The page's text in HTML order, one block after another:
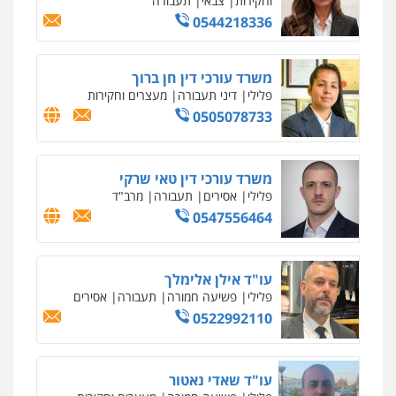
0542255161
גל דהן – משרד עורך דין פלילי
פלילי פשיעה חמורה סמים מעצרים
וחקירות
0544723840
עו"ד ראוף נג'אר
פלילי עורכי דין לענייני אסירים מעצרים
סמים רכוש
0548009246
עדי כרמלי – חברת עו"ד
פלילי כלכלי עורכי דין לענייני אסירים
0525060666
גיא זהבי משרד עורכי דין